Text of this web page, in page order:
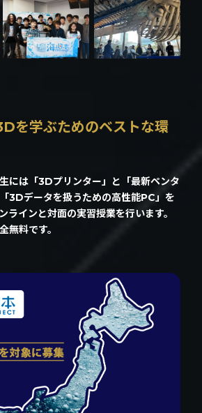
を学ぶためのベストな環
には「3Dプリンター」と「最新ペンタ
3Dデータを扱うための高性能PC」を
ラインと対面の実習授業を行います。
無料です。